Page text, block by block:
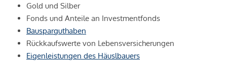
Gold und Silber
Fonds und Anteile an Investmentfonds
Bausparguthaben
Rückkaufswerte von Lebensversicherungen
Eigenleistungen des Häuslbauers